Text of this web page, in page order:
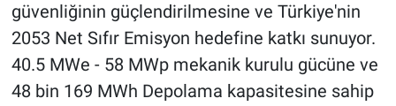
güvenliğinin güçlendirilmesine ve Türkiye'nin
2053 Net Sıfır Emisyon hedefine katkı sunuyor.
40.5 MWe - 58 MWp mekanik kurulu gücüne ve
48 bin 169 MWh Depolama kapasitesine sahip